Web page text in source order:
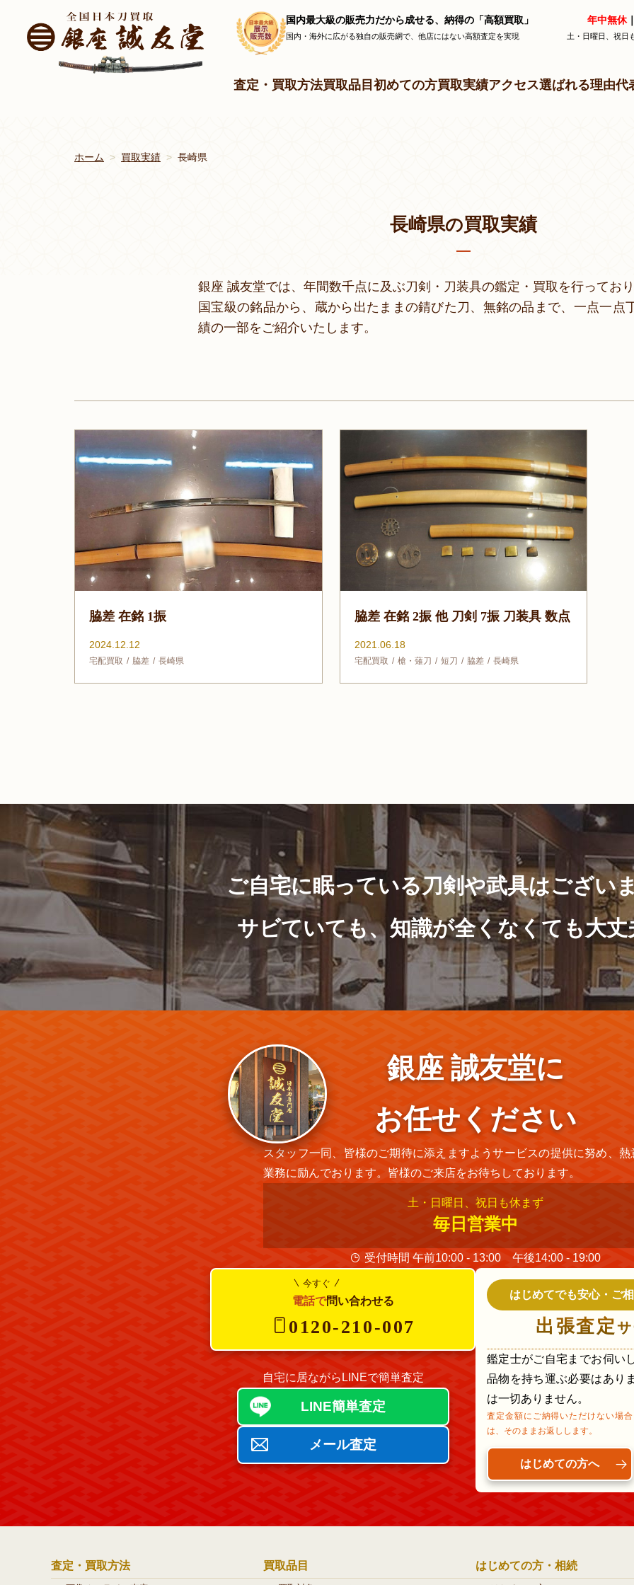
国内最大級の販売力だから成せる、納得の「高額買取」
国内・海外に広がる独自の販売網で、他店にはない高額査定を実現
年中無休
土・日曜日、祝日
査定・買取方法買取品目初めての方買取実績アクセス選ばれる理由代
ホーム 買取実績 長崎県
長崎県の買取実績
銀座 誠友堂では、年間数千点に及ぶ刀剣・刀装具の鑑定・買取を行っており
国宝級の銘品から、蔵から出たままの錆びた刀、無銘の品まで、一点一点
績の一部をご紹介いたします。
脇差 在銘 1振
2024.12.12
宅配買取 脇差 長崎県
脇差 在銘 2振 他 刀剣 7振 刀装具 数点
2021.06.18
宅配買取 槍・薙刀 短刀 脇差 長崎県
ご自宅に眠っている刀剣や武具はござい
サビていても、知識が全くなくても大丈
銀座 誠友堂に
お任せください
スタッフ一同、皆様のご期待に添えますようサービスの提供に努め、熱
業務に励んでおります。皆様のご来店をお待ちしております。
土・日曜日、祝日も休まず
毎日営業中
受付時間 午前10:00 - 13:00 午後14:00 - 19:00
今すぐ
電話で問い合わせる
0120-210-007
自宅に居ながらLINEで簡単査定
LINE簡単査定
メール査定
はじめてでも安心・ご
出張査定
鑑定士がご自宅までお伺い
品物を持ち運ぶ必要はあり
は一切ありません。
査定金額にご納得いただけない場合
は、そのままお返しします。
はじめての方へ
査定・買取方法 買取品目 はじめての方・相続